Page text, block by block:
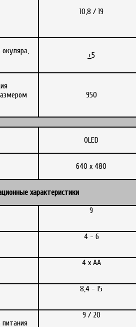
10,8 / 19
окуляра,
+5
950
OLED
640 x 480
характеристики
9
4 - 6
4 х АА
8,4 - 15
9 / 20